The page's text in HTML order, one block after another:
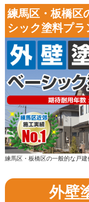
練馬区・板橋区
シック塗料プラ
練馬区・板橋区の一般的な戸
外壁